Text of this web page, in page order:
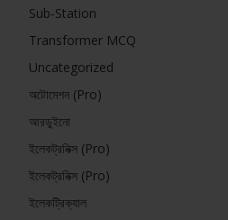
Sub-Station
Transformer MCQ
Uncategorized
অটোমেশন (Pro)
আরডুইনো
ইলেকট্রনিক্স (Pro)
ইলেকট্রনিক্স (Pro)
ইলেকট্রিক্যাল